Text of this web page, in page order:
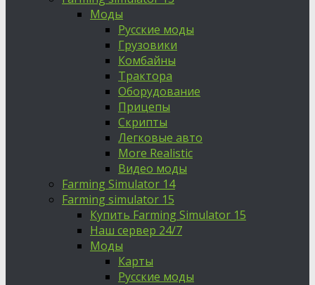
Моды
Русские моды
Грузовики
Комбайны
Трактора
Оборудование
Прицепы
Скрипты
Легковые авто
More Realistic
Видео моды
Farming Simulator 14
Farming simulator 15
Купить Farming Simulator 15
Наш сервер 24/7
Моды
Карты
Русские моды